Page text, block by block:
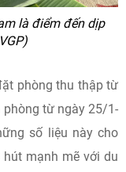
là điểm đến dịp
phòng thu thập từ
từ ngày 25/1-
số liệu này cho
mạnh mẽ với du